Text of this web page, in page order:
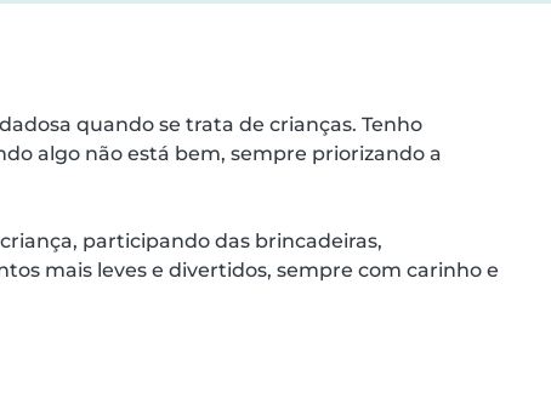
quando se trata de crianças. Tenho
algo não está bem, sempre priorizando a
participando das brincadeiras,
mais leves e divertidos, sempre com carinho e